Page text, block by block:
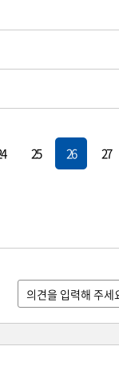
25 26 27